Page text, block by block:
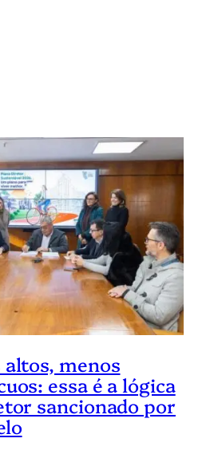
menos
essa é a lógica
sancionado por